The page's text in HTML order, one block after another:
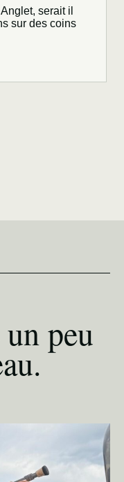
serait il
sur des coins
peu